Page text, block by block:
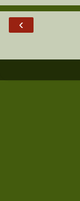
‹